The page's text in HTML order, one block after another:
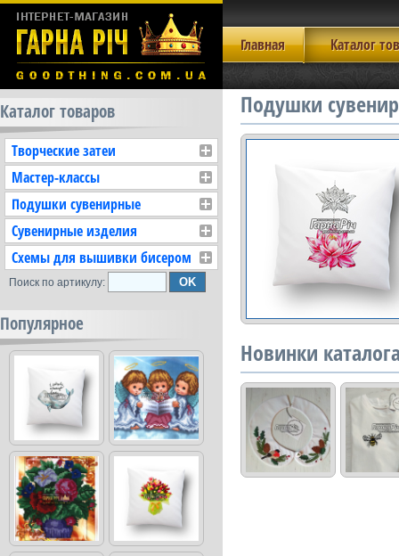
Главная Каталог
Каталог товаров
Творческие затеи
Мастер-классы
Подушки сувенирные
Сувенирные изделия
Схемы для вышивки бисером
Поиск по артикулу:
Популярное
Подушки
Новинки